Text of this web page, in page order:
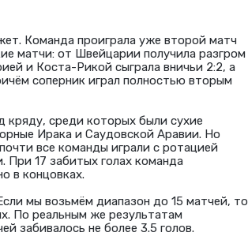
Команда проиграла уже второй матч
матчи: от Швейцарии получила разгром
и Коста-Рикой сыграла вничьи 2:2, а
соперник играл полностью вторым
кряду, среди которых были сухие
Ирака и Саудовской Аравии. Но
все команды играли с ротацией
При 17 забитых голах команда
в концовках.
мы возьмём диапазон до 15 матчей, то
По реальным же результатам
забивалось не более 3.5 голов.